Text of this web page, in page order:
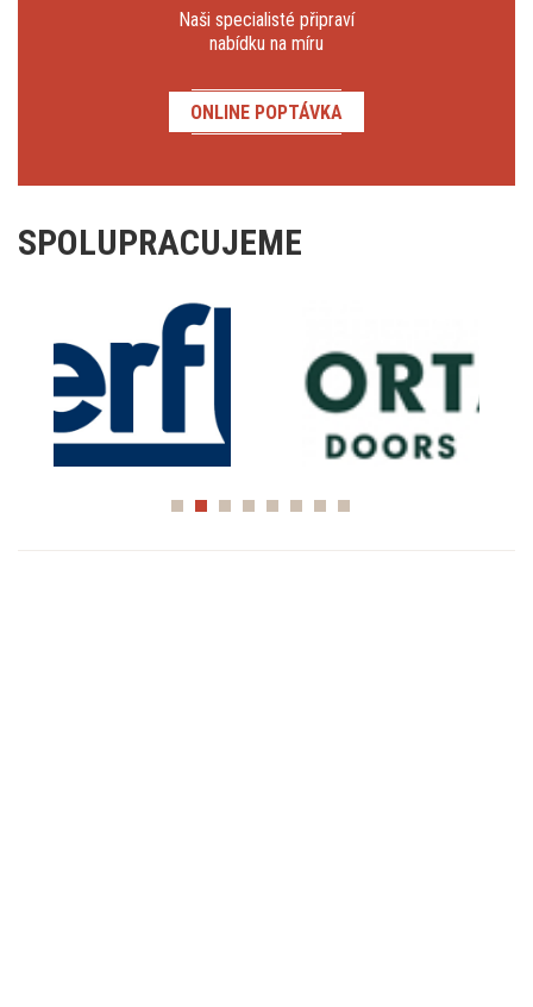
Naši specialisté připraví
nabídku na míru
ONLINE POPTÁVKA
SPOLUPRACUJEME